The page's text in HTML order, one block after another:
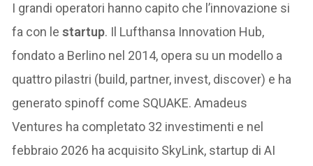
I grandi operatori hanno capito che l’innovazione si
fa con lestartup. Il Lufthansa Innovation Hub,
fondato a Berlino nel 2014, opera su un modello a
quattro pilastri (build, partner, invest, discover) e ha
generato spinoff come SQUAKE. Amadeus
Ventures ha completato 32 investimenti e nel
febbraio 2026 ha acquisito SkyLink, startup di AI